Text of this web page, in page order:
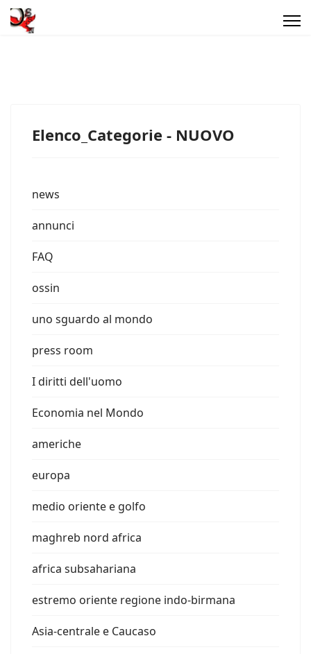
Elenco_Categorie - NUOVO
news
annunci
FAQ
ossin
uno sguardo al mondo
press room
I diritti dell'uomo
Economia nel Mondo
americhe
europa
medio oriente e golfo
maghreb nord africa
africa subsahariana
estremo oriente regione indo-birmana
Asia-centrale e Caucaso